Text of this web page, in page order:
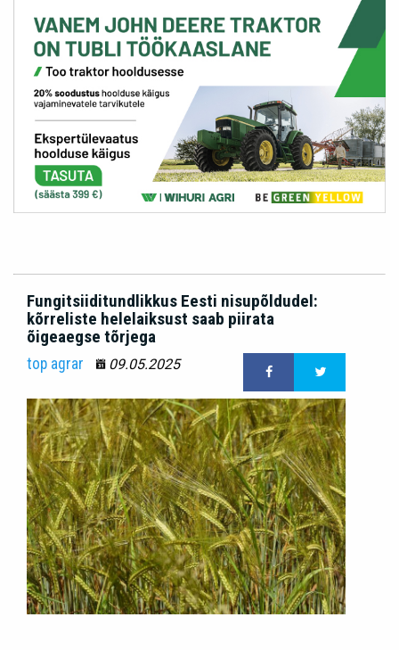
Fungitsiiditundlikkus Eesti nisupõldudel:
kõrreliste helelaiksust saab piirata
õigeaegse tõrjega
top agrar 09.05.2025